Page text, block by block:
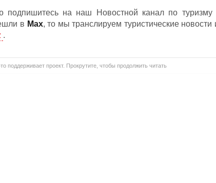
подпишитесь на наш Новостной канал по туризму
в Мах, то мы транслируем туристические новости
.
поддерживает проект. Прокрутите, чтобы продолжить читать